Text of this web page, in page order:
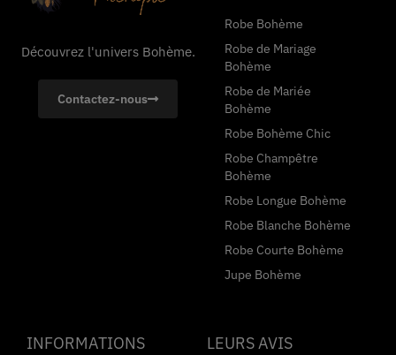
Découvrez l'univers Bohème.
Contactez-nous
Robe Bohème
Robe de Mariage
Bohème
Robe de Mariée
Bohème
Robe Bohème Chic
Robe Champêtre
Bohème
Robe Longue Bohème
Robe Blanche Bohème
Robe Courte Bohème
Jupe Bohème
INFORMATIONS LEURS AVIS